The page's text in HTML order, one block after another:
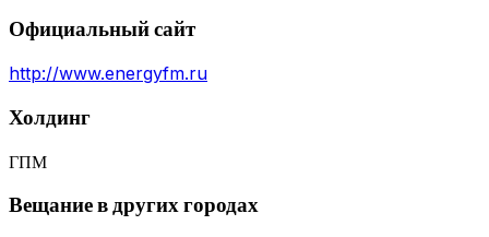
Официальный сайт
http://www.energyfm.ru
Холдинг
ГПМ
Вещание в других городах